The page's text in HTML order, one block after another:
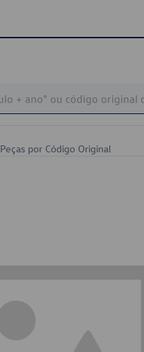
Peças por Código Original